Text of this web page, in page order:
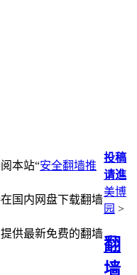
本站“安全翻墙推
国内网盘下载翻墙
供最新免费的翻墙
投稿
请進
美博
园 >
翻
墙